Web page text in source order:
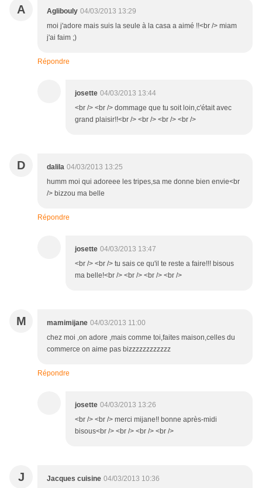
A Aglibouly 04/03/2013 13:29
moi j'adore mais suis la seule à la casa a aimé !!<br /> miam
j'ai faim ;)
Répondre
josette 04/03/2013 13:44
<br /> <br /> dommage que tu soit loin,c'était avec
grand plaisir!!<br /> <br /> <br /> <br />
D dalila 04/03/2013 13:25
humm moi qui adoreee les tripes,sa me donne bien envie<br
/> bizzou ma belle
Répondre
josette 04/03/2013 13:47
<br /> <br /> tu sais ce qu'il te reste a faire!!! bisous
ma belle!<br /> <br /> <br /> <br />
M mamimijane 04/03/2013 11:00
chez moi ,on adore ,mais comme toi,faites maison,celles du
commerce on aime pas bizzzzzzzzzzzz
Répondre
josette 04/03/2013 13:26
<br /> <br /> merci mijane!! bonne après-midi
bisous<br /> <br /> <br /> <br />
J Jacques cuisine 04/03/2013 10:36